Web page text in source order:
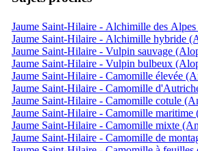
Jaume Saint-Hilaire - Alchimille des
Jaume Saint-Hilaire - Alchimille hybride
Jaume Saint-Hilaire - Vulpin sauvage
Jaume Saint-Hilaire - Vulpin bulbeux
Jaume Saint-Hilaire - Camomille élevée
Jaume Saint-Hilaire - Camomille
Jaume Saint-Hilaire - Camomille cotule
Jaume Saint-Hilaire - Camomille maritime
Jaume Saint-Hilaire - Camomille mixte
Jaume Saint-Hilaire - Camomille de